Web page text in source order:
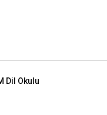
Dil Okulu